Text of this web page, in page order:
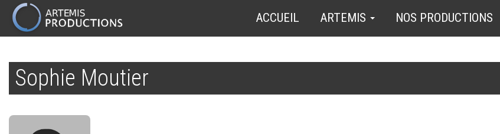
contenu
principal
MAIN
NAVIGATION
ACCUEIL ARTEMIS NOS PRODUCTIONS
Sophie Moutier